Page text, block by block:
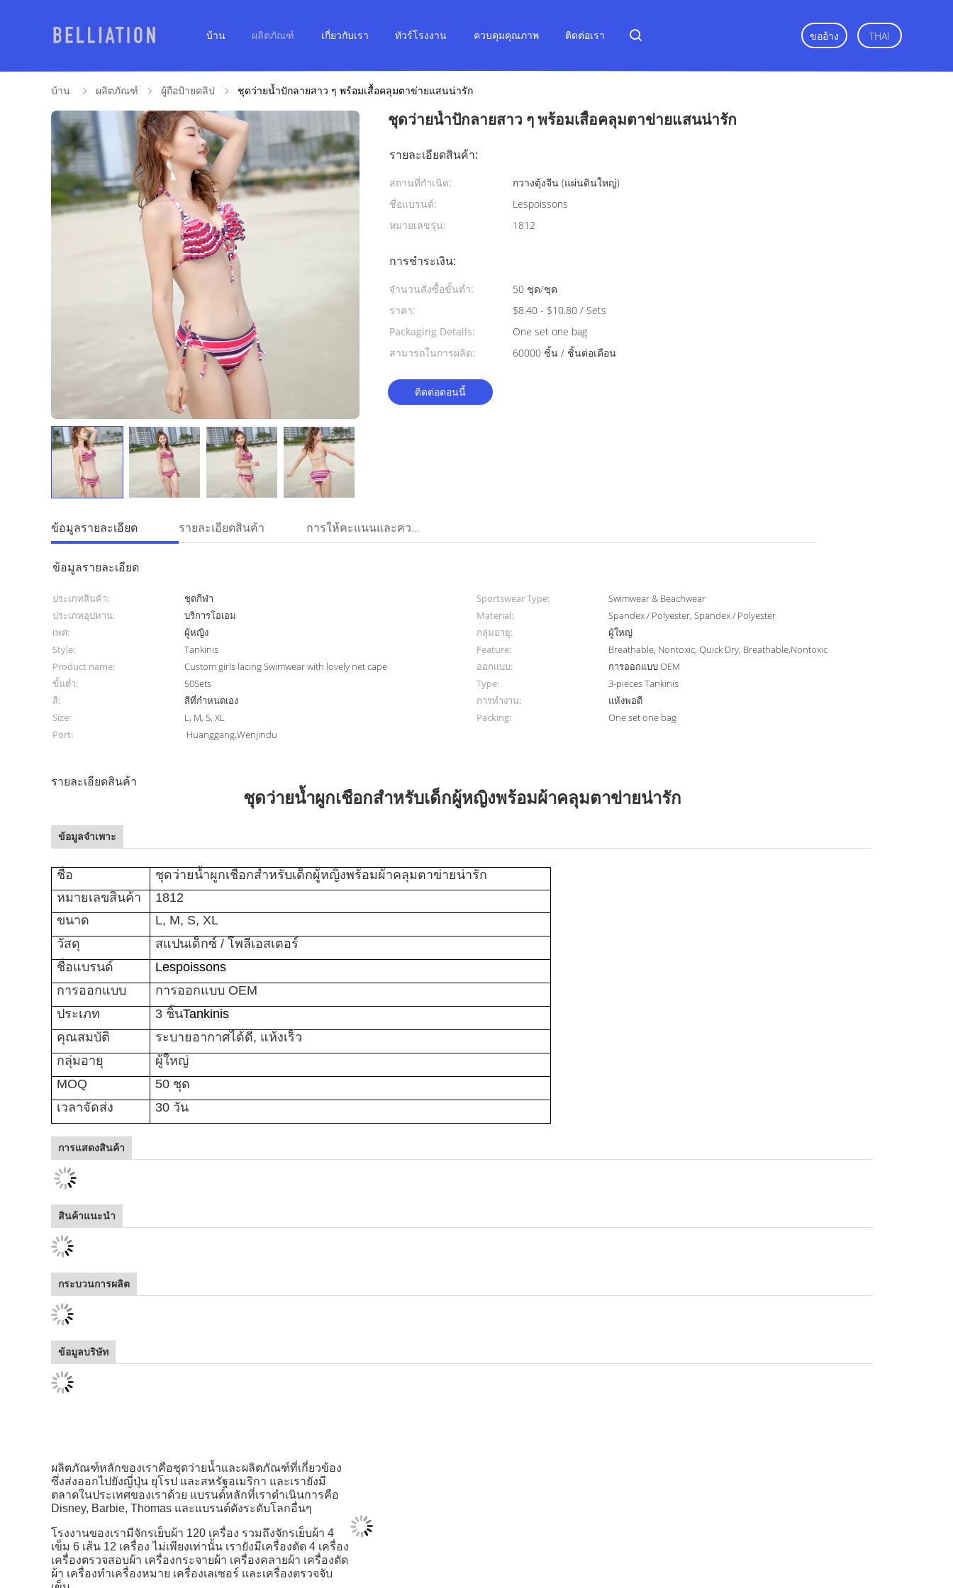
บ้าน ผลิตภัณฑ์ เกี่ยวกับเรา ทัวร์โรงงาน ควบคุมคุณภาพ ติดต่อเรา ขออ้าง THAI
บ้าน ผลิตภัณฑ์ ผู้ถือป้ายคลิป ชุดว่ายน้ำปักลายสาว ๆ พร้อมเสื้อคลุมตาข่ายแสนน่ารัก
ชุดว่ายน้ำปักลายสาว ๆ พร้อมเสื้อคลุมตาข่ายแสนน่ารัก
รายละเอียดสินค้า:
สถานที่กำเนิด:
กวางตุ้งจีน (แผ่นดินใหญ่)
ชื่อแบรนด์:
Lespoissons
หมายเลขรุ่น:
1812
การชำระเงิน:
จำนวนสั่งซื้อขั้นต่ำ:
50 ชุด/ชุด
ราคา:
$8.40 - $10.80 / Sets
Packaging Details:
One set one bag
สามารถในการผลิต:
60000 ชิ้น / ชิ้นต่อเดือน
ติดต่อตอนนี้
ข้อมูลรายละเอียด รายละเอียดสินค้า การให้คะแนนและความคิดเห็น
ข้อมูลรายละเอียด
ประเภทสินค้า: ชุดกีฬา Sportswear Type:
Swimwear & Beachwear
ประเภทอุปทาน:
บริการโอเอม Material:
Spandex / Polyester, Spandex / Polyester
เพศ:
ผู้หญิง กลุ่มอายุ:
ผู้ใหญ่
Style:
Tankinis Feature:
Breathable, Nontoxic, Quick Dry, Breathable,Nontoxic
Product name:
Custom girls lacing Swimwear with lovely net cape ออกแบบ:
การออกแบบ OEM
ขั้นต่ำ:
50Sets Type:
3-pieces Tankinis
สี:
สีที่กำหนดเอง การทำงาน:
แห้งพอดี
Size:
L, M, S, XL Packing:
One set one bag
Port:
Huanggang,Wenjindu
รายละเอียดสินค้า
ชุดว่ายน้ำผูกเชือกสำหรับเด็กผู้หญิงพร้อมผ้าคลุมตาข่ายน่ารัก
ข้อมูลจำเพาะ
ชื่อ
ชุดว่ายน้ำผูกเชือกสำหรับเด็กผู้หญิงพร้อมผ้าคลุมตาข่ายน่ารัก
หมายเลขสินค้า
1812
ขนาด
L, M, S, XL
วัสดุ
สแปนเด็กซ์ / โพลีเอสเตอร์
ชื่อแบรนด์
Lespoissons
การออกแบบ
การออกแบบ OEM
ประเภท
3 ชิ้นTankinis
คุณสมบัติ
ระบายอากาศได้ดี, แห้งเร็ว
กลุ่มอายุ
ผู้ใหญ่
MOQ
50 ชุด
เวลาจัดส่ง
30 วัน
การแสดงสินค้า
สินค้าแนะนำ
กระบวนการผลิต
ข้อมูลบริษัท
ผลิตภัณฑ์หลักของเราคือชุดว่ายน้ำและผลิตภัณฑ์ที่เกี่ยวข้อง
ซึ่งส่งออกไปยังญี่ปุ่น ยุโรป และสหรัฐอเมริกา และเรายังมี
ตลาดในประเทศของเราด้วย แบรนด์หลักที่เราดำเนินการคือ
Disney, Barbie, Thomas และแบรนด์ดังระดับโลกอื่นๆ
โรงงานของเรามีจักรเย็บผ้า 120 เครื่อง รวมถึงจักรเย็บผ้า 4
เข็ม 6 เส้น 12 เครื่อง ไม่เพียงเท่านั้น เรายังมีเครื่องตัด 4 เครื่อง
เครื่องตรวจสอบผ้า เครื่องกระจายผ้า เครื่องคลายผ้า เครื่องตัด
ผ้า เครื่องทำเครื่องหมาย เครื่องเลเซอร์ และเครื่องตรวจจับ